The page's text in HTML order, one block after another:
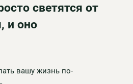
светятся от
и оно
вашу жизнь по-